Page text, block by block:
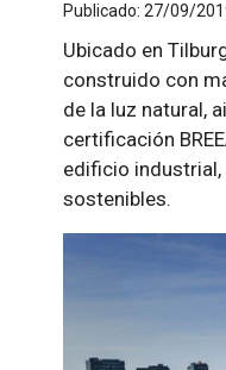
Publicado: 27/09/
Ubicado en
construido con
de la luz natural,
certificación
edificio industrial,
sostenibles.